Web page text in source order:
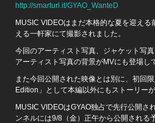
http://smarturl.it/GYAO_WanteD
MUSIC VIDEOはまだ本格的な夏を迎える
える一軒家にて撮影されました。
今回のアーティスト写真、ジャケット写
アーティスト写真の背景がMVにも登場し
また今回公開された映像とは別に、初回
Edition」として本編以外にもストーリー
MUSIC VIDEOはGYAO独占で先行公開さ
ンネルには9/8（金）正午から公開される